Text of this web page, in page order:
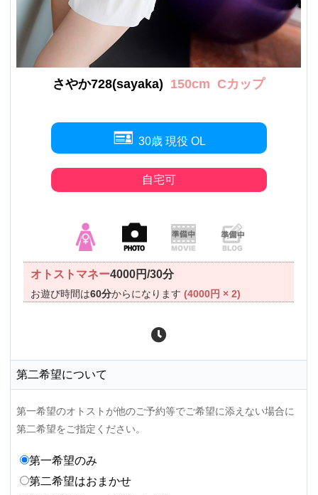
さやか728(sayaka) 150cm Cカップ
30歳 現役 OL
自宅可
オトストマネー4000円/30分
お遊び時間は60分からになります(4000円 × 2)
第二希望について
第一希望のオトストが他のご予約等でご希望に添えない場合に
第二希望をご指定ください。
第一希望のみ
第二希望はおまかせ